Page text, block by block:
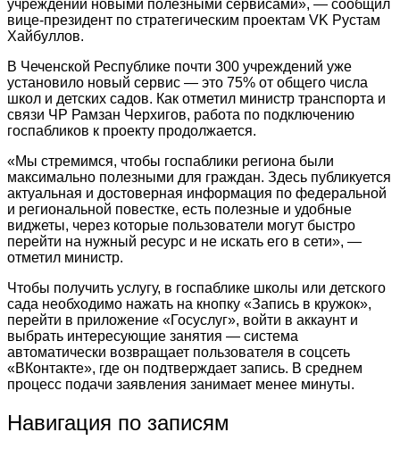
учреждений новыми полезными сервисами», — сообщил
вице-президент по стратегическим проектам VK Рустам
Хайбуллов.
В Чеченской Республике почти 300 учреждений уже
установило новый сервис — это 75% от общего числа
школ и детских садов. Как отметил министр транспорта и
связи ЧР Рамзан Черхигов, работа по подключению
госпабликов к проекту продолжается.
«Мы стремимся, чтобы госпаблики региона были
максимально полезными для граждан. Здесь публикуется
актуальная и достоверная информация по федеральной
и региональной повестке, есть полезные и удобные
виджеты, через которые пользователи могут быстро
перейти на нужный ресурс и не искать его в сети», —
отметил министр.
Чтобы получить услугу, в госпаблике школы или детского
сада необходимо нажать на кнопку «Запись в кружок»,
перейти в приложение «Госуслуг», войти в аккаунт и
выбрать интересующие занятия — система
автоматически возвращает пользователя в соцсеть
«ВКонтакте», где он подтверждает запись. В среднем
процесс подачи заявления занимает менее минуты.
Навигация по записям